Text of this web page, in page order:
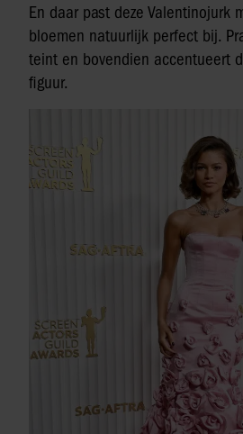
En daar past deze Valentinojurk
bloemen natuurlijk perfect bij.
teint en bovendien accentueert
figuur.